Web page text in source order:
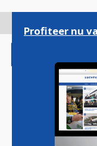
gaan
Magazine
Profiteer nu